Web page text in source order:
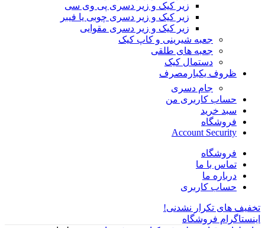
زیر کیک و زیر دسری پی وی سی
زیر کیک و زیر دسری چوبی یا فیبر
زیر کیک و زیر دسری مقوایی
جعبه شیرینی و کاپ کیک
جعبه های طلقی
دستمال کیک
ظروف یکبارمصرف
جام دسری
حساب کاربری من
سبد خرید
فروشگاه
Account Security
فروشگاه
تماس با ما
درباره ما
حساب کاربری
تخفیف های تکرار نشدنی!
اینستاگرام فروشگاه